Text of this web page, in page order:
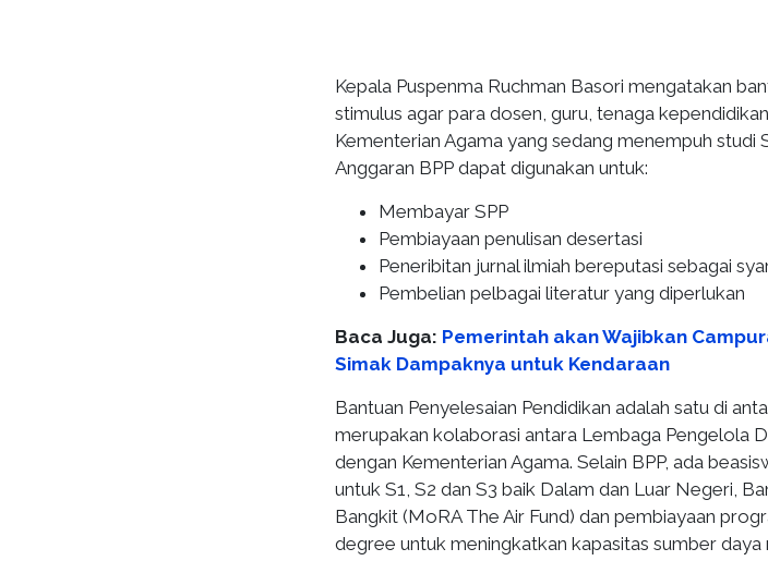
Kepala Puspenma Ruchman Basori mengatakan
stimulus agar para dosen, guru, tenaga
Kementerian Agama yang sedang menempuh studi
Anggaran BPP dapat digunakan untuk:
Membayar SPP
Pembiayaan penulisan desertasi
Peneribitan jurnal ilmiah bereputasi sebagai
Pembelian pelbagai literatur yang diperlukan
Baca Juga: Pemerintah akan Wajibkan
Simak Dampaknya untuk Kendaraan
Bantuan Penyelesaian Pendidikan adalah satu di
merupakan kolaborasi antara Lembaga Pengelola
dengan Kementerian Agama. Selain BPP, ada
untuk S1, S2 dan S3 baik Dalam dan Luar Negeri,
Bangkit (MoRA The Air Fund) dan pembiayaan
degree untuk meningkatkan kapasitas sumber daya